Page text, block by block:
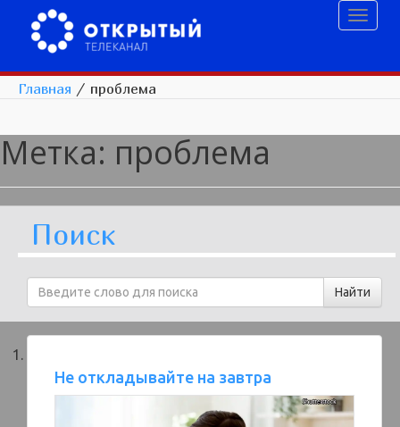
Главная / проблема
Метка: проблема
Поиск
Не откладывайте на завтра